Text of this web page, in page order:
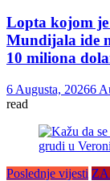
Lopta kojom
Mundijala ide
10 miliona
6 Augusta, 20266
read
Poslednje vijesti